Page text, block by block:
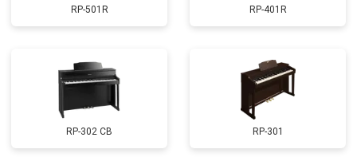
RP-501R RP-401R
RP-302 CB RP-301